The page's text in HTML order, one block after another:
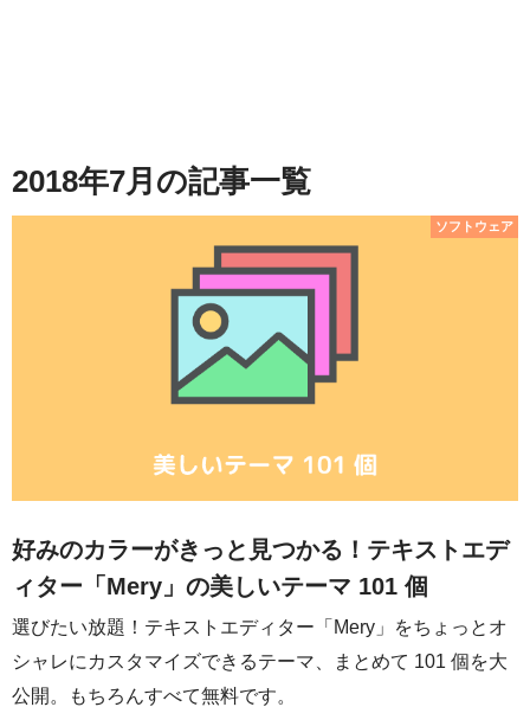
2018年7月の記事一覧
ソフトウェア
好みのカラーがきっと見つかる！テキストエデ
ィター「Mery」の美しいテーマ 101 個
選びたい放題！テキストエディター「Mery」をちょっとオ
シャレにカスタマイズできるテーマ、まとめて 101 個を大
公開。もちろんすべて無料です。